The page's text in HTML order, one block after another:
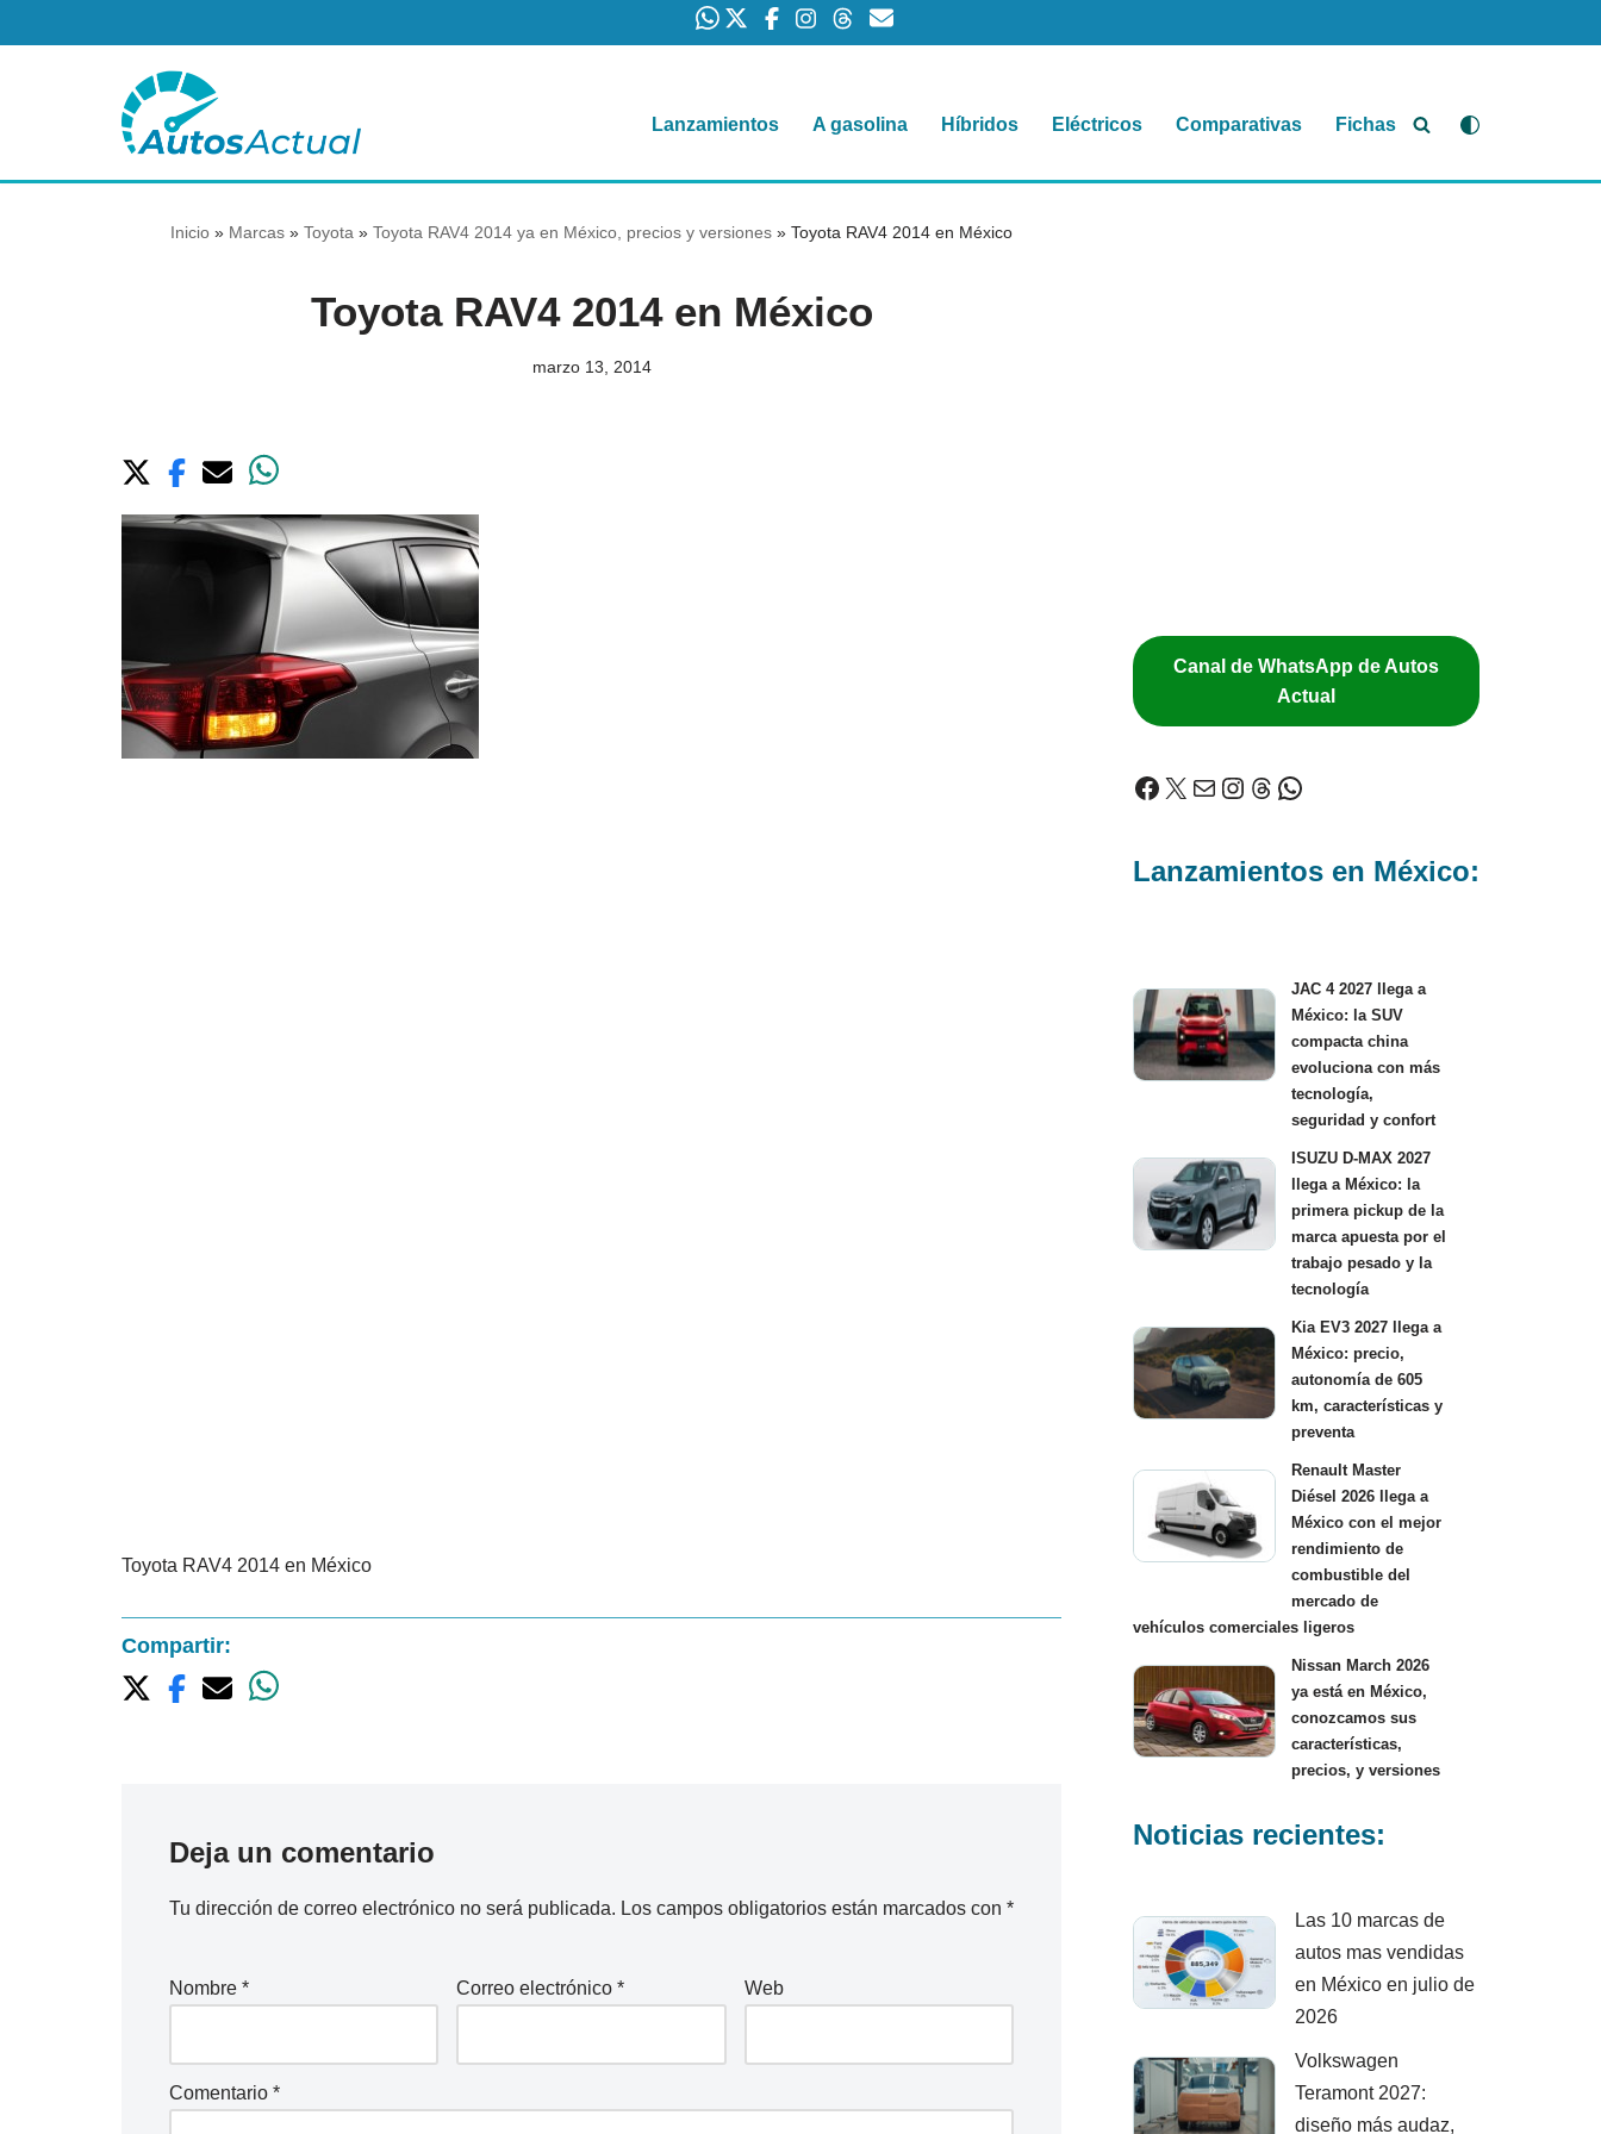
contenido
Lanzamientos A gasolina Híbridos Eléctricos Comparativas Fichas
Inicio » Marcas » Toyota » Toyota RAV4 2014 ya en México, precios y versiones » Toyota RAV4 2014 en México
Toyota RAV4 2014 en México
marzo 13, 2014
Toyota RAV4 2014 en México
Compartir:
Deja un comentario
Tu dirección de correo electrónico no será publicada. Los campos obligatorios están marcados con *
Nombre * Correo electrónico* Web
Comentario *
Canal de WhatsApp de Autos
Actual
Lanzamientos en México:
JAC 4 2027 llega a
México: la SUV
compacta china
evoluciona con más
tecnología,
seguridad y confort
ISUZU D-MAX 2027
llega a México: la
primera pickup de la
marca apuesta por el
trabajo pesado y la
tecnología
Kia EV3 2027 llega a
México: precio,
autonomía de 605
km, características y
preventa
Renault Master
Diésel 2026 llega a
México con el mejor
rendimiento de
combustible del
mercado de
vehículos comerciales ligeros
Nissan March 2026
ya está en México,
conozcamos sus
características,
precios, y versiones
Noticias recientes:
Las 10 marcas de
autos mas vendidas
en México en julio de
2026
Volkswagen
Teramont 2027:
diseño más audaz,